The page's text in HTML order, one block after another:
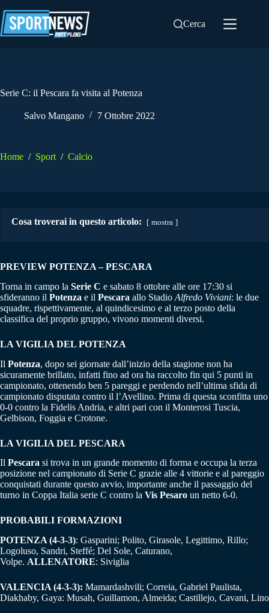
al
contenuto
Cerca
Serie C: il Pescara fa visita al Potenza
Salvo Mangano 7 Ottobre 2022
Home / Sport / Calcio
Cosa troverai in questo articolo: mostra
PREVIEW POTENZA – PESCARA
Torna in campo la Serie C e sabato 8 ottobre alle ore 17:30 si
sfideranno il Potenza e il Pescara allo Stadio Alfredo Viviani: le due
squadre, rispettivamente, al quindicesimo e al terzo posto della
classifica del proprio gruppo, vivono momenti diversi.
LA VIGILIA DEL POTENZA
Il Potenza, dopo sei giornate dall’inizio della stagione non ha
sicuramente brillato, infatti fino ad ora ha raccolto fin qui 5 punti in
campionato, ottenendo ben 5 pareggi e perdendo nell’ultima sfida di
campionato disputata contro il l’Avellino. Prima di questa sconfitta uno
0-0 contro la Fidelis Andria, e altri pari con il Monterosi Tuscia,
Gelbison, Foggia e Crotone.
LA VIGILIA DEL PESCARA
Il Pescara si trova in un grande momento di forma e occupa la terza
posizione nel campionato di Serie C grazie alle 4 vittorie e al pareggio
conquistati durante questo avvio, importante anche il passaggio del
turno in Coppa Italia serie C contro la Vis Pesaro un netto 6-0.
PROBABILI FORMAZIONI
POTENZA (4-3-3): Gasparini; Polito, Girasole, Legittimo, Rillo;
Logoluso, Sandri, Steffé; Del Sole, Caturano,
Volpe. ALLENATORE: Siviglia
VALENCIA (4-3-3): Mamardashvili; Correia, Gabriel Paulista,
Diakhaby, Gaya: Musah, Guillamon, Almeida; Castillejo, Cavani, Lino